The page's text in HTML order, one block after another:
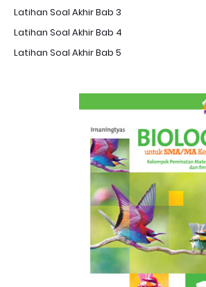
Latihan Soal Akhir Bab 3
Latihan Soal Akhir Bab 4
Latihan Soal Akhir Bab 5